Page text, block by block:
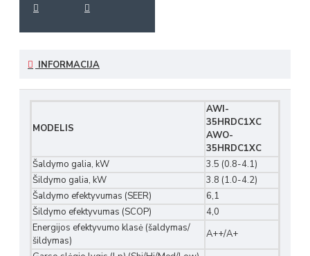
INFORMACIJA
MODELIS
AWI-
35HRDC1XC
AWO-
35HRDC1XC
Šaldymo galia, kW
3.5 (0.8-4.1)
Šildymo galia, kW
3.8 (1.0-4.2)
Šaldymo efektyvumas (SEER)
6,1
Šildymo efektyvumas (SCOP)
4,0
Energijos efektyvumo klasė (šaldymas/
šildymas)
A++/A+